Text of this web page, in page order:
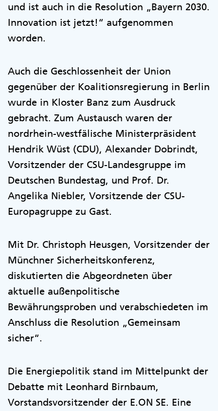
und ist auch in die Resolution „Bayern 2030.
Innovation ist jetzt!“ aufgenommen
worden.
Auch die Geschlossenheit der Union
gegenüber der Koalitionsregierung in Berlin
wurde in Kloster Banz zum Ausdruck
gebracht. Zum Austausch waren der
nordrhein-westfälische Ministerpräsident
Hendrik Wüst (CDU), Alexander Dobrindt,
Vorsitzender der CSU-Landesgruppe im
Deutschen Bundestag, und Prof. Dr.
Angelika Niebler, Vorsitzende der CSU-
Europagruppe zu Gast.
Mit Dr. Christoph Heusgen, Vorsitzender der
Münchner Sicherheitskonferenz,
diskutierten die Abgeordneten über
aktuelle außenpolitische
Bewährungsproben und verabschiedeten im
Anschluss die Resolution „Gemeinsam
sicher“.
Die Energiepolitik stand im Mittelpunkt der
Debatte mit Leonhard Birnbaum,
Vorstandsvorsitzender der E.ON SE. Eine